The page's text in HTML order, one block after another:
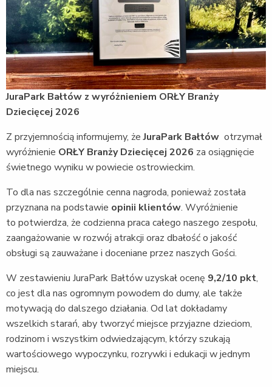
JuraPark Bałtów z wyróżnieniem ORŁY Branży
Dziecięcej 2026
Z przyjemnością informujemy, żeJuraPark Bałtów otrzymał
wyróżnienie ORŁY Branży Dziecięcej 2026 za osiągnięcie
świetnego wyniku w powiecie ostrowieckim.
To dla nas szczególnie cenna nagroda, ponieważ została
przyznana na podstawie opinii klientów. Wyróżnienie
to potwierdza, że codzienna praca całego naszego zespołu,
zaangażowanie w rozwój atrakcji oraz dbałość o jakość
obsługi są zauważane i doceniane przez naszych Gości.
W zestawieniu JuraPark Bałtów uzyskał ocenę 9,2/10 pkt,
co jest dla nas ogromnym powodem do dumy, ale także
motywacją do dalszego działania. Od lat dokładamy
wszelkich starań, aby tworzyć miejsce przyjazne dzieciom,
rodzinom i wszystkim odwiedzającym, którzy szukają
wartościowego wypoczynku, rozrywki i edukacji w jednym
miejscu.